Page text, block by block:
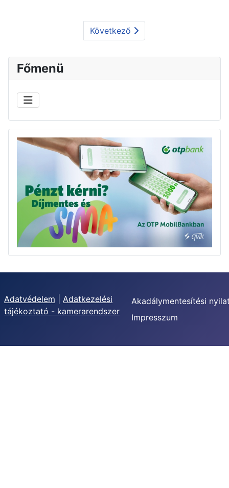
Főmenü
Következő
Adatvédelem
Adatkezelési
tájékoztató - kamerarendszer
Akadálymentesítési
Impresszum